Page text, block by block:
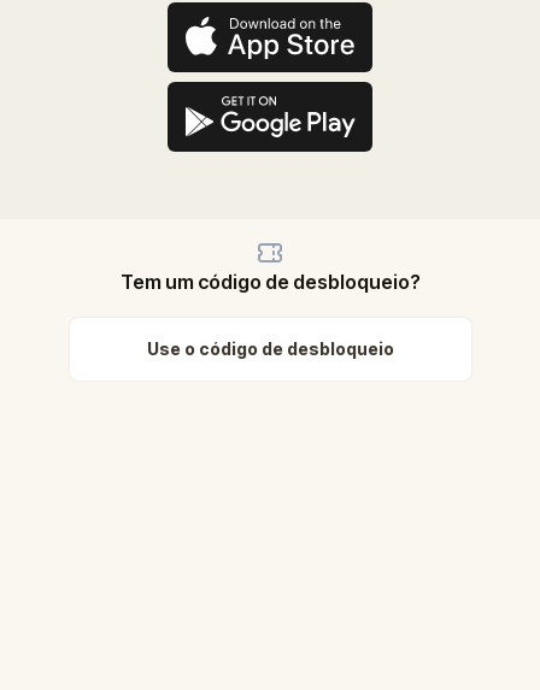
Tem um código de desbloqueio?
Use o código de desbloqueio